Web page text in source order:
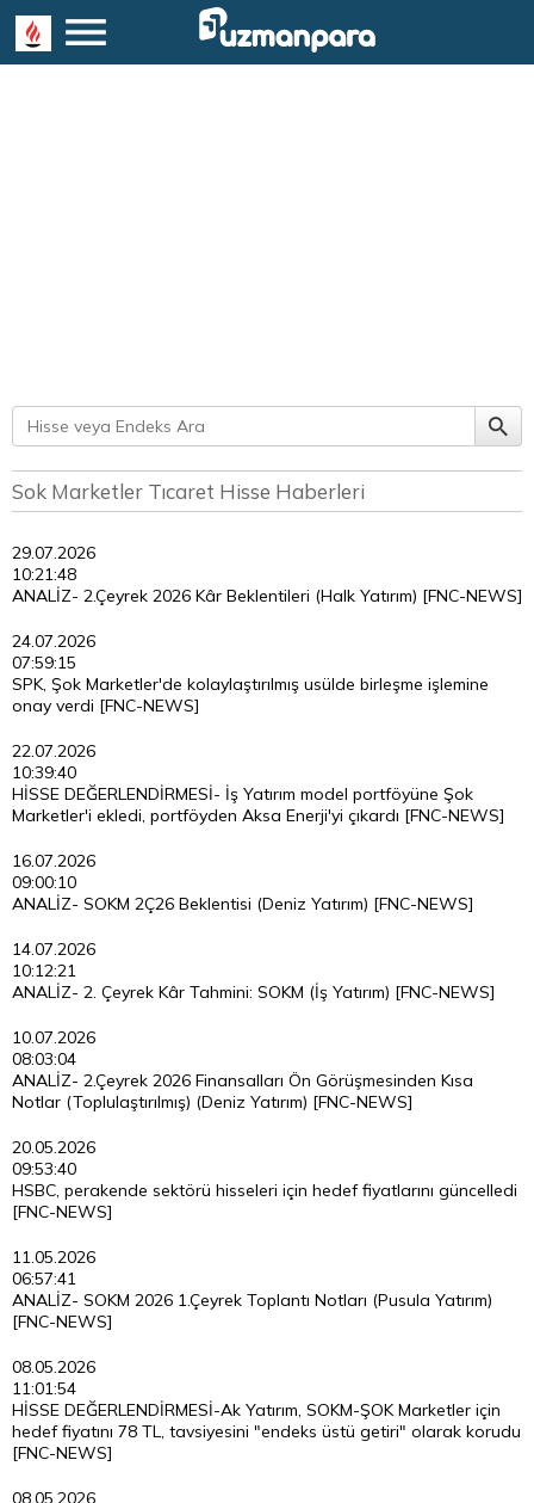
Sok Marketler Tıcaret Hisse Haberleri
29.07.2026
10:21:48
ANALİZ- 2.Çeyrek 2026 Kâr Beklentileri (Halk Yatırım) [FNC-NEWS]
24.07.2026
07:59:15
SPK, Şok Marketler'de kolaylaştırılmış usülde birleşme işlemine
onay verdi [FNC-NEWS]
22.07.2026
10:39:40
HİSSE DEĞERLENDİRMESİ- İş Yatırım model portföyüne Şok
Marketler'i ekledi, portföyden Aksa Enerji'yi çıkardı [FNC-NEWS]
16.07.2026
09:00:10
ANALİZ- SOKM 2Ç26 Beklentisi (Deniz Yatırım) [FNC-NEWS]
14.07.2026
10:12:21
ANALİZ- 2. Çeyrek Kâr Tahmini: SOKM (İş Yatırım) [FNC-NEWS]
10.07.2026
08:03:04
ANALİZ- 2.Çeyrek 2026 Finansalları Ön Görüşmesinden Kısa
Notlar (Toplulaştırılmış) (Deniz Yatırım) [FNC-NEWS]
20.05.2026
09:53:40
HSBC, perakende sektörü hisseleri için hedef fiyatlarını güncelledi
[FNC-NEWS]
11.05.2026
06:57:41
ANALİZ- SOKM 2026 1.Çeyrek Toplantı Notları (Pusula Yatırım)
[FNC-NEWS]
08.05.2026
11:01:54
HİSSE DEĞERLENDİRMESİ-Ak Yatırım, SOKM-ŞOK Marketler için
hedef fiyatını 78 TL, tavsiyesini "endeks üstü getiri" olarak korudu
[FNC-NEWS]
08.05.2026